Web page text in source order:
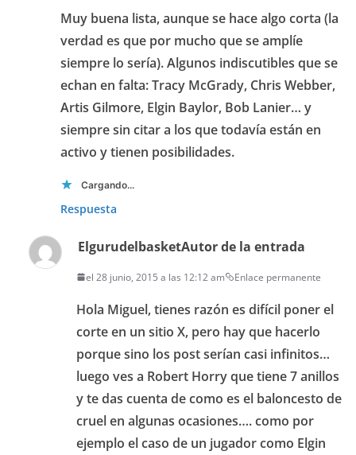
Muy buena lista, aunque se hace algo corta (la
verdad es que por mucho que se amplíe
siempre lo sería). Algunos indiscutibles que se
echan en falta: Tracy McGrady, Chris Webber,
Artis Gilmore, Elgin Baylor, Bob Lanier… y
siempre sin citar a los que todavía están en
activo y tienen posibilidades.
Cargando...
Respuesta
ElgurudelbasketAutor de la entrada
el 28 junio, 2015 a las 12:12 am Enlace permanente
Hola Miguel, tienes razón es difícil poner el
corte en un sitio X, pero hay que hacerlo
porque sino los post serían casi infinitos…
luego ves a Robert Horry que tiene 7 anillos
y te das cuenta de como es el baloncesto de
cruel en algunas ocasiones…. como por
ejemplo el caso de un jugador como Elgin